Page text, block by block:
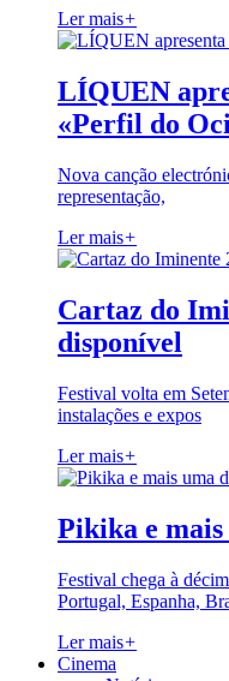
Ler mais+
LÍQUEN
«Perfil do
Nova canção
representação,
Ler mais+
Cartaz do
disponível
Festival volta em
instalações e expos
Ler mais+
Pikika e
Festival chega à
Portugal, Espanha,
Ler mais+
Cinema